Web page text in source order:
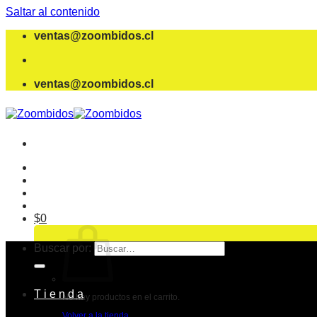
Saltar al contenido
ventas@zoombidos.cl
ventas@zoombidos.cl
$0
No hay productos en el carrito.
Buscar por:
T i e n d a